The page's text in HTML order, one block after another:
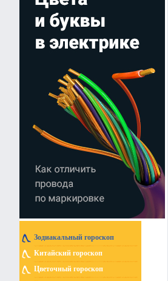
Зодиакальный гороскоп
Китайский гороскоп
Цветочный гороскоп